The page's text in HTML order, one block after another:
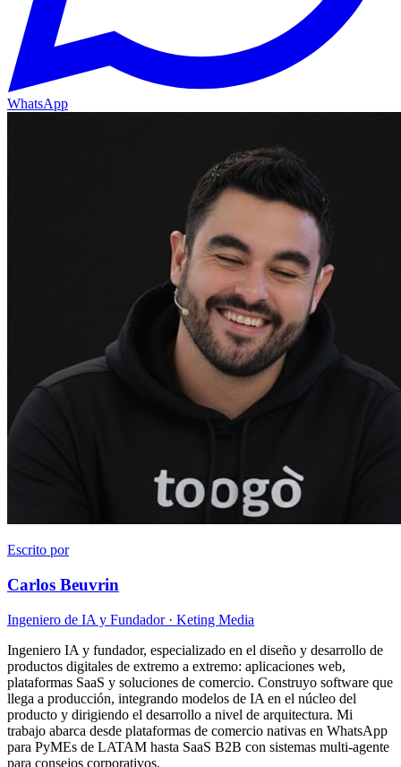
WhatsApp
Escrito por
Carlos Beuvrin
Ingeniero de IA y Fundador· Keting Media
Ingeniero IA y fundador, especializado en el diseño y desarrollo de
productos digitales de extremo a extremo: aplicaciones web,
plataformas SaaS y soluciones de comercio. Construyo software que
llega a producción, integrando modelos de IA en el núcleo del
producto y dirigiendo el desarrollo a nivel de arquitectura. Mi
trabajo abarca desde plataformas de comercio nativas en WhatsApp
para PyMEs de LATAM hasta SaaS B2B con sistemas multi-agente
para consejos corporativos.